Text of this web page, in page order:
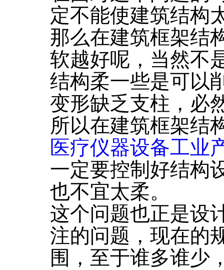
定不能使建筑结构
那么在建筑框架结
软越好呢，当然不
结构柔一些是可以
变形缺乏支柱，必
所以在建筑框架结
医疗仪器设备工业
一定要控制好结构
也不宜太柔。
这个问题也正是设
注的问题，现在的
围，至于谁多谁少